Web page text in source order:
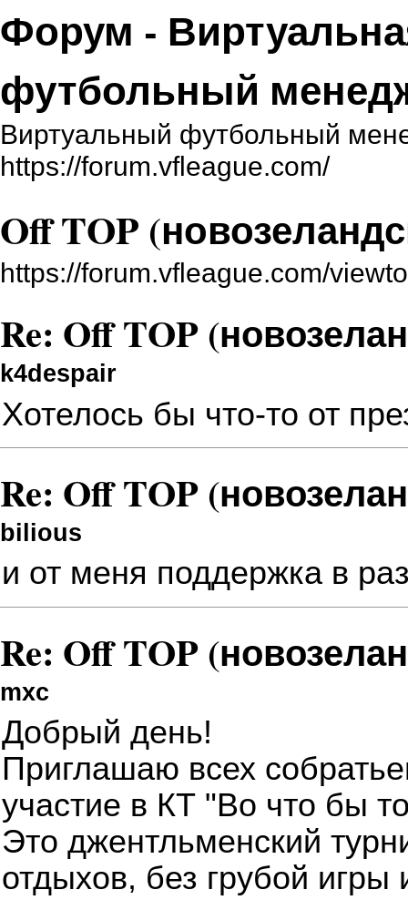
Форум -
футбольный
Виртуальный футбольный
https://forum.vfleague.com/
Off TOP
https://forum.vfleague.com/
Re: Off TOP
k4despair
Хотелось бы что-то от
Re: Off TOP
bilious
и от меня поддержка в
Re: Off TOP
mxc
Добрый день!
Приглашаю всех
участие в КТ "Во что бы
Это джентльменский
отдыхов, без грубой